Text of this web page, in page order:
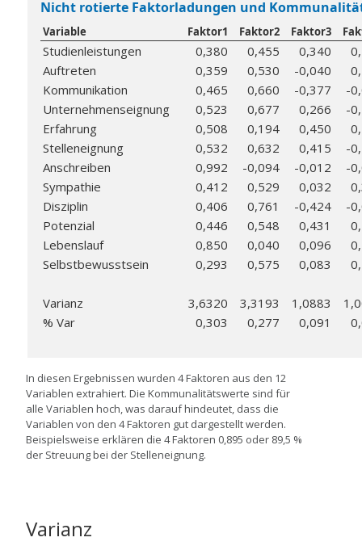
Nicht rotierte Faktorladungen und
Variable Faktor1 Faktor2 Faktor3
Studienleistungen 0,380 0,455 0,340
Auftreten
0,359 0,530 -0,040
Kommunikation
0,465 0,660 -0,377
-
Unternehmenseignung
0,523 0,677 0,266
-
Erfahrung
0,508 0,194 0,450
Stelleneignung
0,532 0,632 0,415
-
Anschreiben
0,992 -0,094 -0,012
-
Sympathie
0,412 0,529 0,032
Disziplin
0,406 0,761 -0,424
-
Potenzial
0,446 0,548 0,431
Lebenslauf
0,850 0,040 0,096
Selbstbewusstsein
0,293 0,575 0,083
Varianz 3,6320 3,3193 1,0883
% Var
0,303 0,277 0,091
In diesen Ergebnissen wurden 4 Faktoren aus den 12
Variablen extrahiert. Die Kommunalitätswerte sind für
alle Variablen hoch, was darauf hindeutet, dass die
Variablen von den 4 Faktoren gut dargestellt werden.
Beispielsweise erklären die 4 Faktoren 0,895 oder 89,5 %
der Streuung bei der Stelleneignung.
Varianz